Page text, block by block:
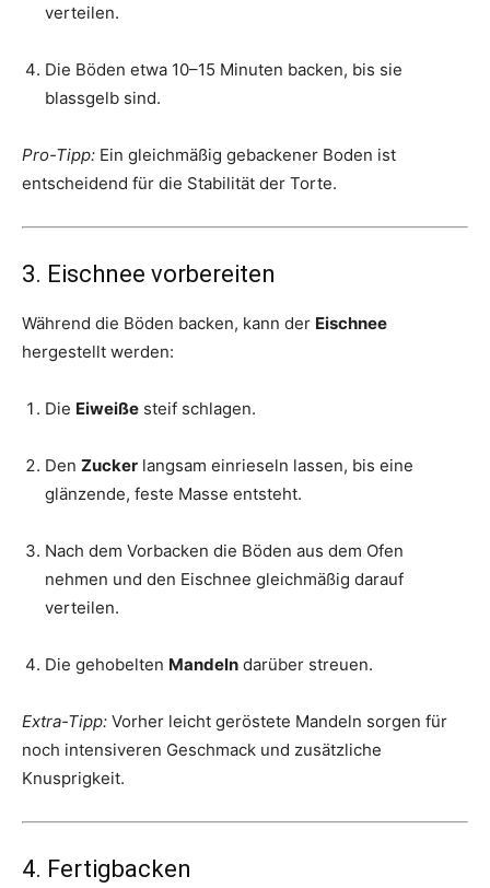
verteilen.
Die Böden etwa 10–15 Minuten backen, bis sie
blassgelb sind.
Pro-Tipp: Ein gleichmäßig gebackener Boden ist
entscheidend für die Stabilität der Torte.
3. Eischnee vorbereiten
Während die Böden backen, kann der Eischnee
hergestellt werden:
Die Eiweiße steif schlagen.
Den Zucker langsam einrieseln lassen, bis eine
glänzende, feste Masse entsteht.
Nach dem Vorbacken die Böden aus dem Ofen
nehmen und den Eischnee gleichmäßig darauf
verteilen.
Die gehobelten Mandeln darüber streuen.
Extra-Tipp: Vorher leicht geröstete Mandeln sorgen für
noch intensiveren Geschmack und zusätzliche
Knusprigkeit.
4. Fertigbacken